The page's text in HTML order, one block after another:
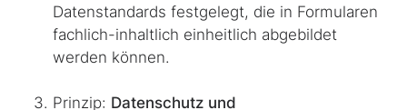
Datenstandards festgelegt, die in Formularen
fachlich-inhaltlich einheitlich abgebildet
werden können.
Prinzip: Datenschutz und